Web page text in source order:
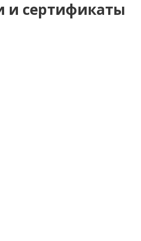
и сертификаты